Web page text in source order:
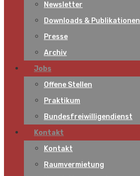
Newsletter
Downloads & Publikationen
Presse
Archiv
Jobs
Offene Stellen
Praktikum
Bundesfreiwilligendienst
Kontakt
Kontakt
Raumvermietung